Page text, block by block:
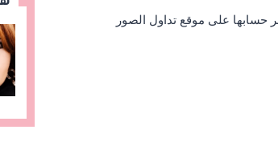
حسابها على موقع تداول الصور